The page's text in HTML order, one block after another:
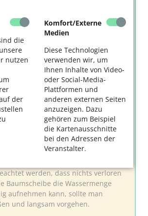
die
nutzen
der
Komfort/Externe
Medien
Diese Technologien
verwenden wir, um
Ihnen Inhalte von Video-
oder Social-Media-
Plattformen und
anderen externen Seiten
anzuzeigen. Dazu
gehören zum Beispiel
die Kartenausschnitte
bei den Adressen der
Veranstalter.
Herbst und Winter müssen die
abgenommen werden.
sich Feuchtigkeit unter dem
es können sich Krankheiten
Wassersack:
Wasser in die Belüftungsrohre eines
denn es versickert ungenutzt in den
des Bodens.
gießt man das Wasser vorsichtig mit
werden, dass nichts verloren
Baumscheibe die Wassermenge
aufnehmen kann, sollte man
und langsam vorgehen.